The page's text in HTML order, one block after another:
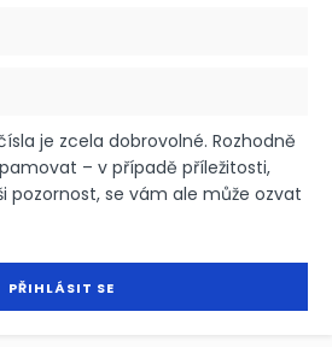
je zcela dobrovolné. Rozhodně
– v případě příležitosti,
pozornost, se vám ale může ozvat